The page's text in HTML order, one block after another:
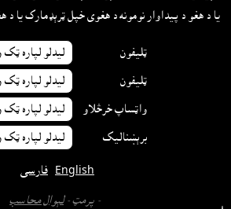
يا د هغو د پيداوار نومونه د هغوى خپل ټرېډمارک يا
ټليفون ليدلو لپاره
ټليفون ليدلو لپاره
واټساپ خرڅلاو ليدلو لپاره
برېښناليک ليدلو لپاره
English فارسی
- پرمټ -لېوال محاسب